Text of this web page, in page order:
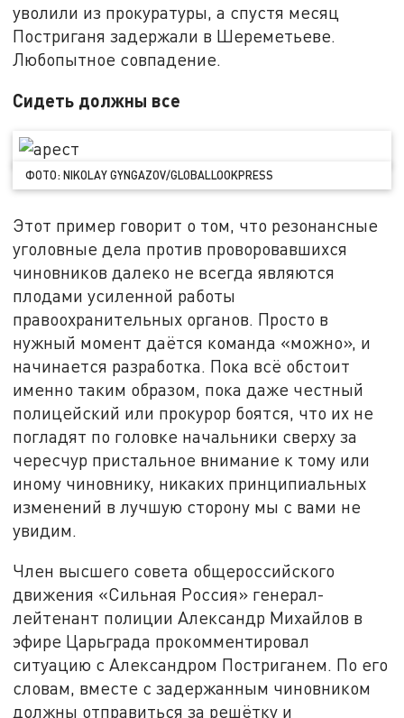
уволили из прокуратуры, а спустя месяц
Постриганя задержали в Шереметьеве.
Любопытное совпадение.
Сидеть должны все
ФОТО: NIKOLAY GYNGAZOV/GLOBALLOOKPRESS
Этот пример говорит о том, что резонансные
уголовные дела против проворовавшихся
чиновников далеко не всегда являются
плодами усиленной работы
правоохранительных органов. Просто в
нужный момент даётся команда «можно», и
начинается разработка. Пока всё обстоит
именно таким образом, пока даже честный
полицейский или прокурор боятся, что их не
погладят по головке начальники сверху за
чересчур пристальное внимание к тому или
иному чиновнику, никаких принципиальных
изменений в лучшую сторону мы с вами не
увидим.
Член высшего совета общероссийского
движения «Сильная Россия» генерал-
лейтенант полиции Александр Михайлов в
эфире Царьграда прокомментировал
ситуацию с Александром Постриганем. По его
словам, вместе с задержанным чиновником
должны отправиться за решётку и